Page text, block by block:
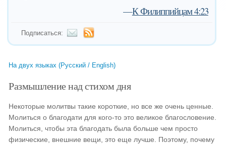
—К Филиппийцам 4:23
Подписаться:
На двух языках (Русский / English)
Размышление над стихом дня
Некоторые молитвы такие короткие, но все же очень ценные.
Молиться о благодати для кого-то это великое благословение.
Молиться, чтобы эта благодать была больше чем просто
физические, внешние вещи, это еще лучше. Поэтому, почему